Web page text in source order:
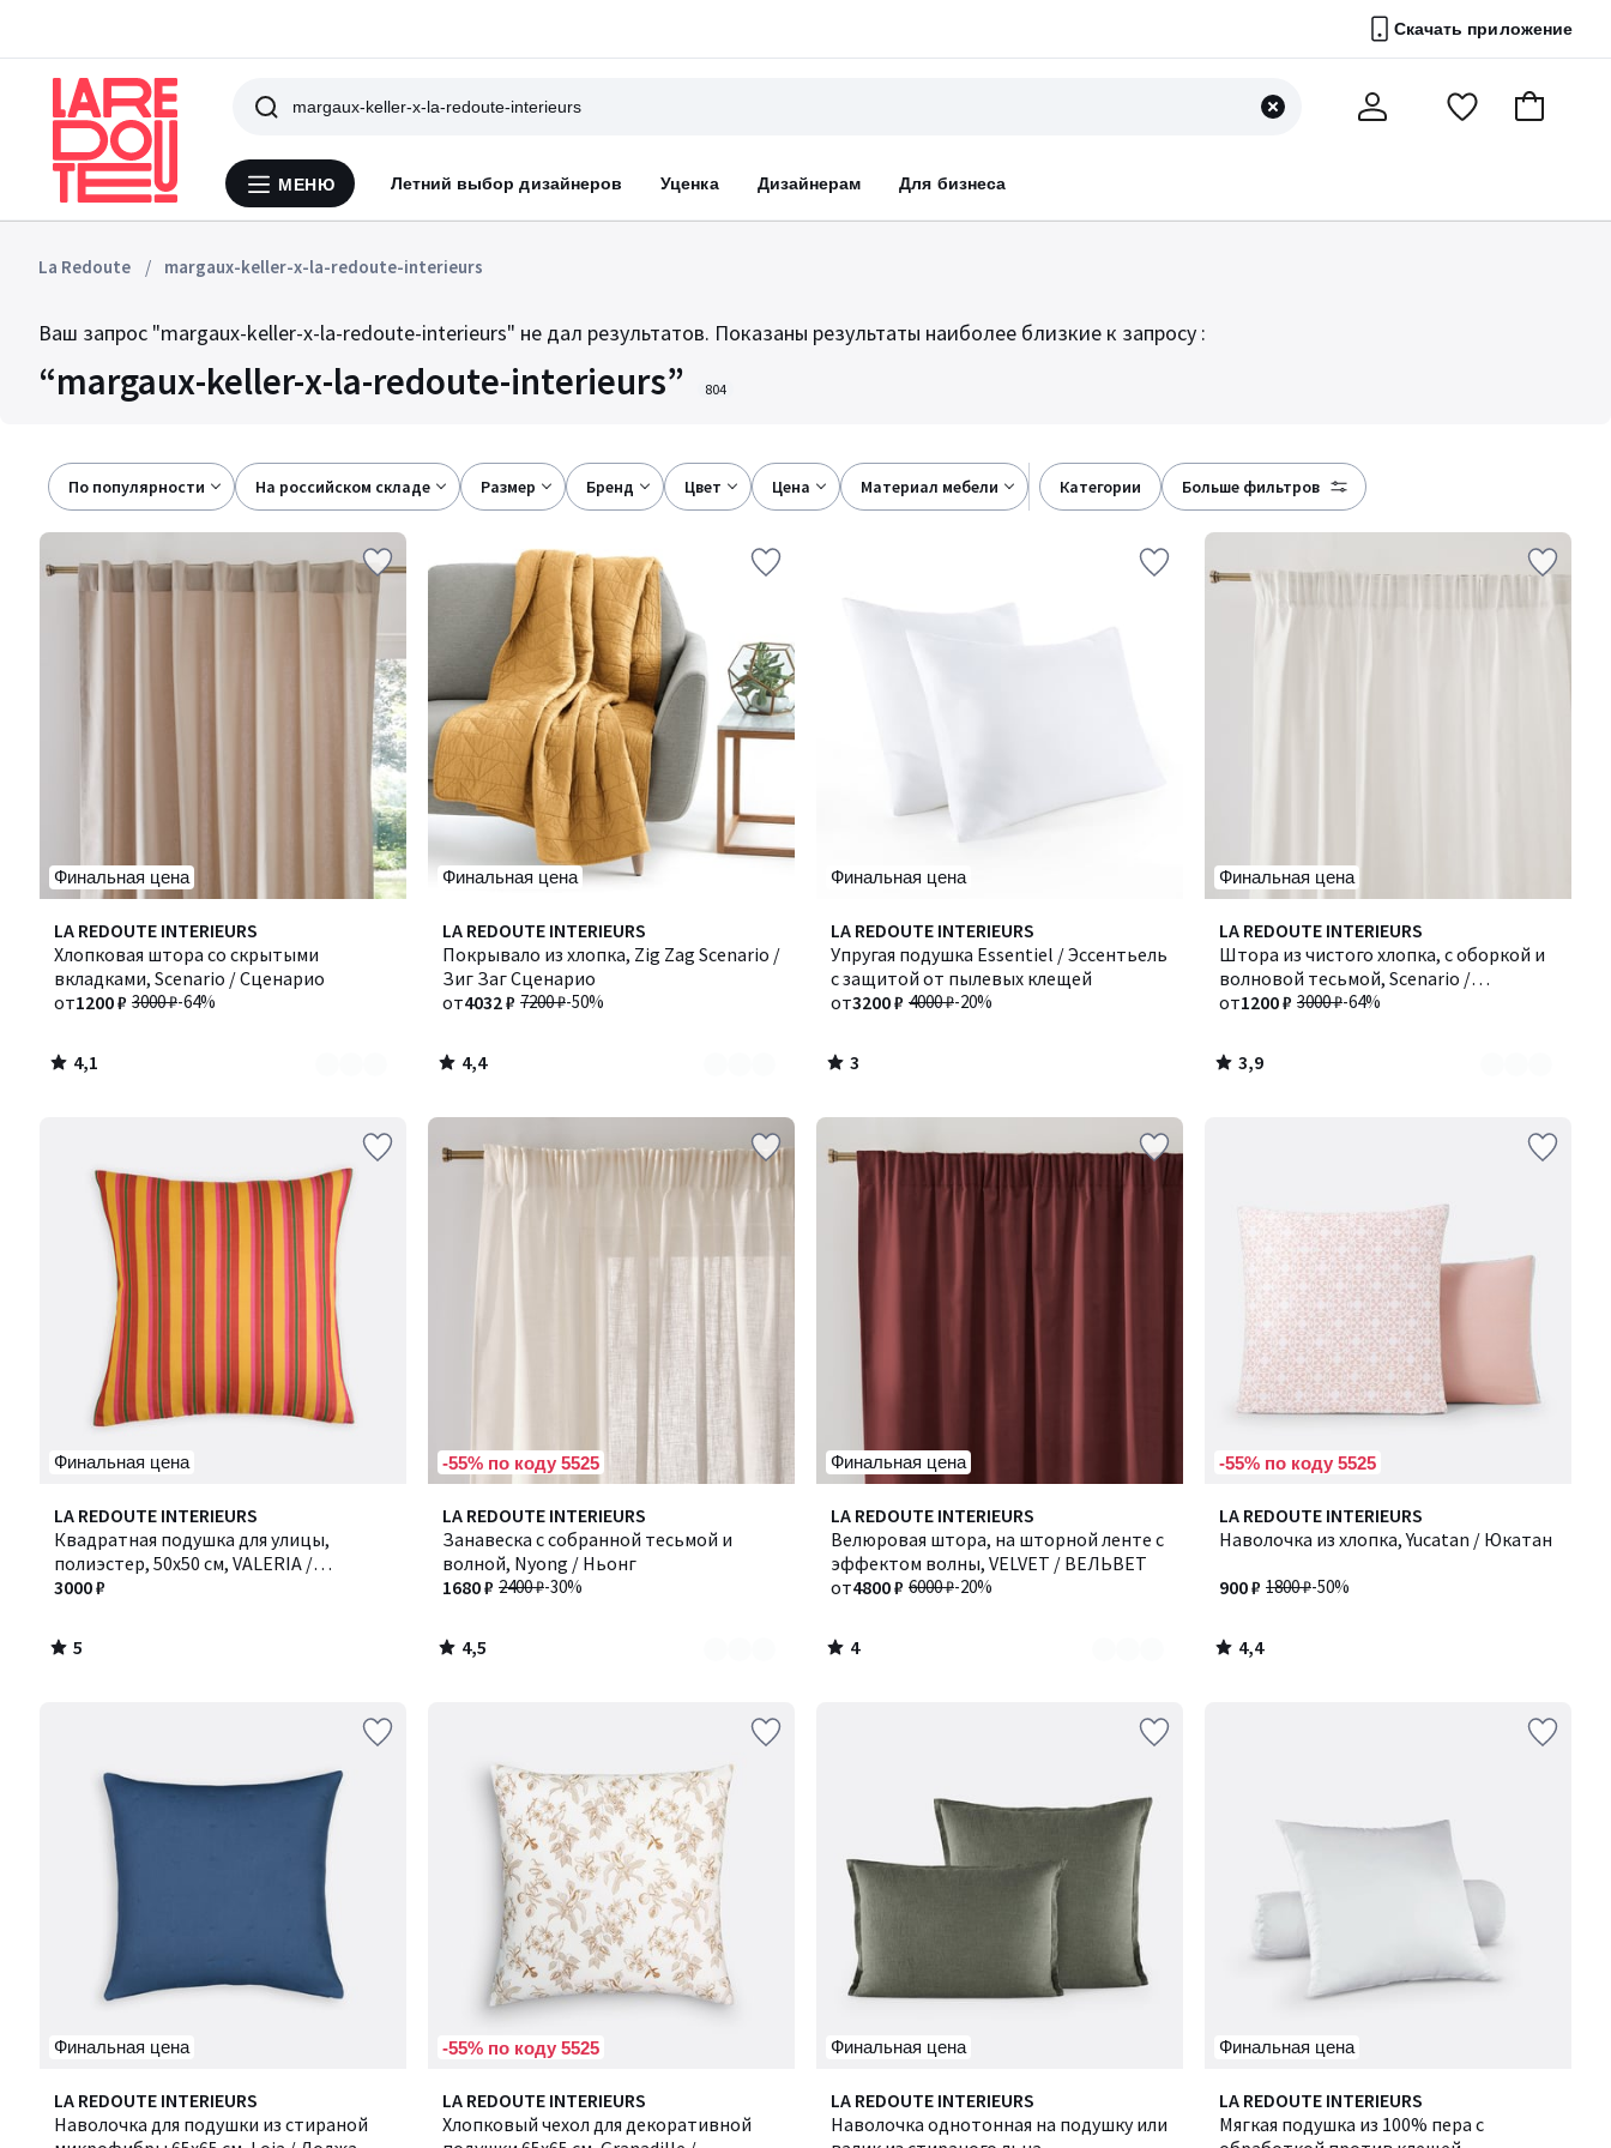
Скачать приложение
Меню
МЕНЮ Летний выбор дизайнеров Уценка Дизайнерам Для бизнеса
Поиск
ПерейтиВ
La Redoute margaux-keller-x-la-redoute-interieurs
Ваш запрос "margaux-keller-x-la-redoute-interieurs" не дал результатов. Показаны результаты наиболее близкие к запросу :
margaux-keller-x-la-redoute-interieurs 804
По популярности на российском складе размер бренд цвет цена материал мебели категории больше фильтров
Финальная цена
LA REDOUTE INTERIEURS
Хлопковая штора со скрытыми
вкладками, Scenario / Сценарио
3000 ₽-64%
от1200 ₽
4,1
/ 5
Количество
цветов:
8
4,1
/
Финальная цена
LA REDOUTE INTERIEURS
Покрывало из хлопка, Zig Zag Scenario /
Зиг Заг Сценарио
7200 ₽-50%
от4032 ₽
4,4
/ 5
Количество
цветов:
8
4,4
/
Финальная цена
LA REDOUTE INTERIEURS
Упругая подушка Essentiel / Эссентьель
с защитой от пылевых клещей
4000 ₽-20%
от3200 ₽
3
/
5
3
/
Финальная цена
LA REDOUTE INTERIEURS
Штора из чистого хлопка, с оборкой и
волновой тесьмой, Scenario /
Сценарио3000 ₽-64%
от1200 ₽
3,9
/ 5
Количество
цветов:
10
3,9
/
Финальная цена
LA REDOUTE INTERIEURS
Квадратная подушка для улицы,
полиэстер, 50x50 см, VALERIA /
ВАЛЕРИЯ
3000 ₽
5
/
5
5
/
-55% по коду 5525
LA REDOUTE INTERIEURS
Занавеска с собранной тесьмой и
волной, Nyong / Ньонг
2400 ₽-30%
1680 ₽
4,5
/ 5
Количество
цветов:
2
4,5
/
Финальная цена
LA REDOUTE INTERIEURS
Велюровая штора, на шторной ленте с
эффектом волны, VELVET / ВЕЛЬВЕТ
6000 ₽-20%
от4800 ₽
4
/
5
Количество
цветов:
4
4
/
-55% по коду 5525
LA REDOUTE INTERIEURS
Наволочка из хлопка, Yucatan / Юкатан
1800 ₽-50%
900 ₽
4,4
/ 5
4,4
/
Финальная цена
LA REDOUTE INTERIEURS
Наволочка для подушки из стираной
4,4
/ 5
Количество
цветов:
-55% по коду 5525
LA REDOUTE INTERIEURS
Хлопковый чехол для декоративной
5
/
Финальная цена
LA REDOUTE INTERIEURS
Наволочка однотонная на подушку или
4,4
/ 5
Количество
цветов:
Финальная цена
LA REDOUTE INTERIEURS
Мягкая подушка из 100% пера с
3,2
/ 5